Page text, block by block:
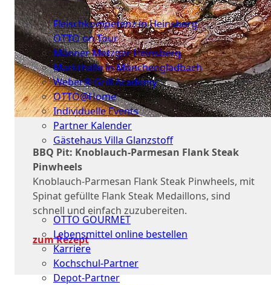
Events
Fleischkompetenz in Heinsberg
OTTO on Tour
Männer Metzger Heinsberg
Markthalle in Mönchengladbach
Weber® Grill Academy
OTTO@Home
Individuelle Events
Partner Kalender
Gästehaus Villa Glanzstoff
Gutscheine
Über
uns
OTTO GOURMET
Lebensmittel online bestellen
Karriere
Kochschul-Partner
Depot-Partner
BBQ Pit: Knoblauch-Parmesan Flank Steak
Pinwheels
Knoblauch-Parmesan Flank Steak Pinwheels, mit
Spinat gefüllte Flank Steak Medaillons, sind
schnell und einfach zuzubereiten.
zum Rezept